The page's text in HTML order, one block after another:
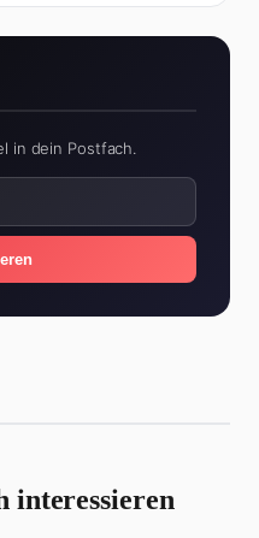
in dein Postfach.
interessieren